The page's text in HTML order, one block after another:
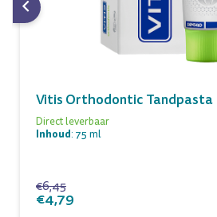
Vitis Orthodontic Tandpasta
Direct leverbaar
Inhoud: 75 ml
€6,45
€4,79